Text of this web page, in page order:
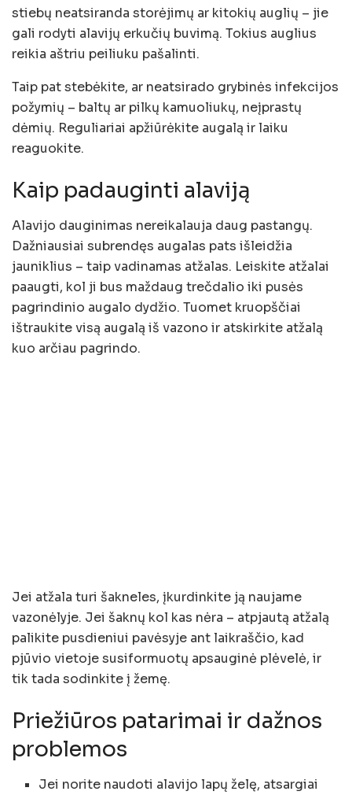
stiebų neatsiranda storėjimų ar kitokių auglių – jie
gali rodyti alavijų erkučių buvimą. Tokius auglius
reikia aštriu peiliuku pašalinti.
Taip pat stebėkite, ar neatsirado grybinės infekcijos
požymių – baltų ar pilkų kamuoliukų, neįprastų
dėmių. Reguliariai apžiūrėkite augalą ir laiku
reaguokite.
Kaip padauginti alaviją
Alavijo dauginimas nereikalauja daug pastangų.
Dažniausiai subrendęs augalas pats išleidžia
jauniklius – taip vadinamas atžalas. Leiskite atžalai
paaugti, kol ji bus maždaug trečdalio iki pusės
pagrindinio augalo dydžio. Tuomet kruopščiai
ištraukite visą augalą iš vazono ir atskirkite atžalą
kuo arčiau pagrindo.
Jei atžala turi šakneles, įkurdinkite ją naujame
vazonėlyje. Jei šaknų kol kas nėra – atpjautą atžalą
palikite pusdieniui pavėsyje ant laikraščio, kad
pjūvio vietoje susiformuotų apsauginė plėvelė, ir
tik tada sodinkite į žemę.
Priežiūros patarimai ir dažnos
problemos
Jei norite naudoti alavijo lapų želę, atsargiai